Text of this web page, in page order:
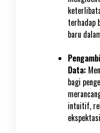
terhadap
baru
Data:
bagi
intuitif,